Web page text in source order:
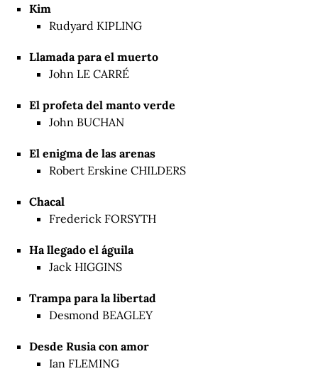
Kim
Rudyard KIPLING
Llamada para el muerto
John LE CARRÉ
El profeta del manto verde
John BUCHAN
El enigma de las arenas
Robert Erskine CHILDERS
Chacal
Frederick FORSYTH
Ha llegado el águila
Jack HIGGINS
Trampa para la libertad
Desmond BEAGLEY
Desde Rusia con amor
Ian FLEMING